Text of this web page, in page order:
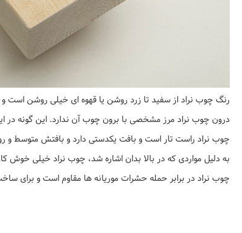
رنگ چوب نراد از سفید تا زرد روشن یا قهوه ای خیلی روشن است و
درون چوب نراد مرز مشخصی با برون چوب آن ندارد. این گونه در
چوب نراد راست تار است و بافت یکدستی دارد و بافتش متوسط و
به دلیل مواردی که در بالا بدان اشاره شد، چوب نراد خیلی خوش
چوب نراد در برابر حمله حشرات موریانه ها مقاوم است و برای